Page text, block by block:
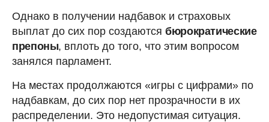
Однако в получении надбавок и страховых
выплат до сих пор создаются бюрократические
препоны, вплоть до того, что этим вопросом
занялся парламент.
На местах продолжаются «игры с цифрами» по
надбавкам, до сих пор нет прозрачности в их
распределении. Это недопустимая ситуация.